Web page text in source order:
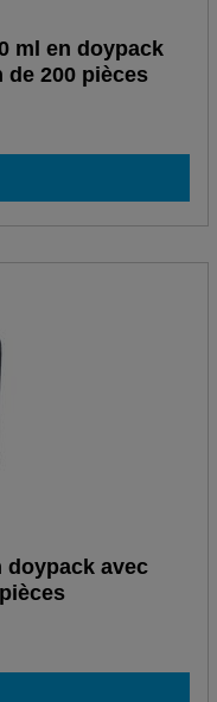
ml en doypack
200 pièces
doypack avec